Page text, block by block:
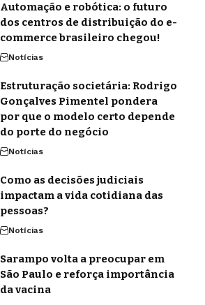
Automação e robótica: o futuro
dos centros de distribuição do e-
commerce brasileiro chegou!
Notícias
Estruturação societária: Rodrigo
Gonçalves Pimentel pondera
por que o modelo certo depende
do porte do negócio
Notícias
Como as decisões judiciais
impactam a vida cotidiana das
pessoas?
Notícias
Sarampo volta a preocupar em
São Paulo e reforça importância
da vacina